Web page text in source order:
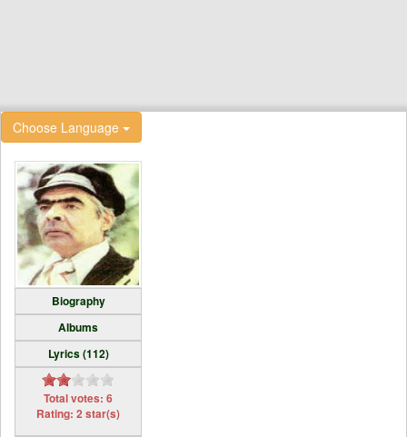
Choose Language
Biography
Albums
Lyrics (112)
Total votes: 6
Rating: 2 star(s)